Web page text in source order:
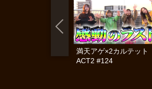
満天アゲ×2カルテット
ACT2 #124